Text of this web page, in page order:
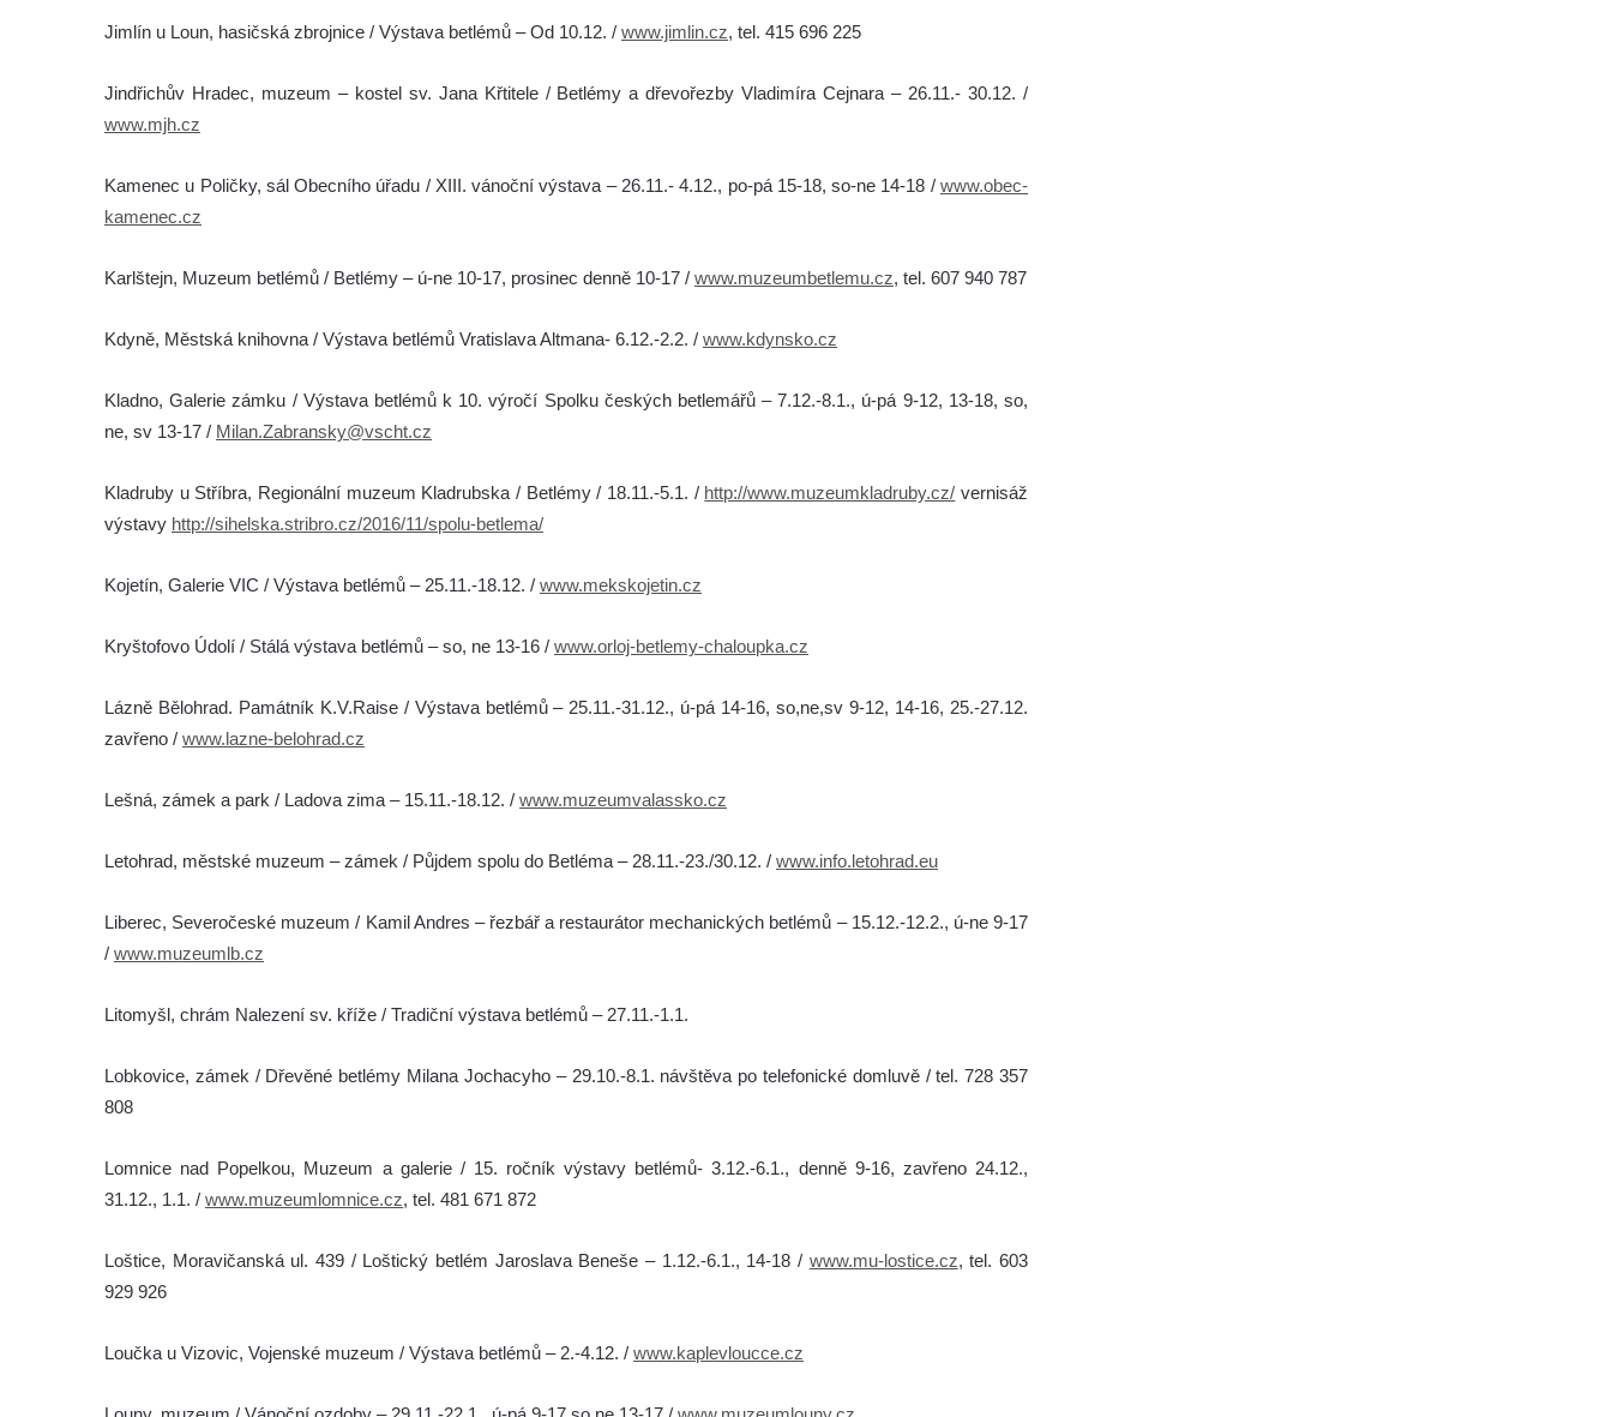
Jimlín u Loun, hasičská zbrojnice / Výstava betlémů – Od 10.12. / www.jimlin.cz, tel. 415 696 225
Jindřichův Hradec, muzeum – kostel sv. Jana Křtitele / Betlémy a dřevořezby Vladimíra Cejnara – 26.11.- 30.12. /
www.mjh.cz
Kamenec u Poličky, sál Obecního úřadu / XIII. vánoční výstava – 26.11.- 4.12., po-pá 15-18, so-ne 14-18 / www.obec-
kamenec.cz
Karlštejn, Muzeum betlémů / Betlémy – ú-ne 10-17, prosinec denně 10-17 / www.muzeumbetlemu.cz, tel. 607 940 787
Kdyně, Městská knihovna / Výstava betlémů Vratislava Altmana- 6.12.-2.2. / www.kdynsko.cz
Kladno, Galerie zámku / Výstava betlémů k 10. výročí Spolku českých betlemářů – 7.12.-8.1., ú-pá 9-12, 13-18, so,
ne, sv 13-17 / Milan.Zabransky@vscht.cz
Kladruby u Stříbra, Regionální muzeum Kladrubska / Betlémy / 18.11.-5.1. / http://www.muzeumkladruby.cz/ vernisáž
výstavy http://sihelska.stribro.cz/2016/11/spolu-betlema/
Kojetín, Galerie VIC / Výstava betlémů – 25.11.-18.12. / www.mekskojetin.cz
Kryštofovo Údolí / Stálá výstava betlémů – so, ne 13-16 / www.orloj-betlemy-chaloupka.cz
Lázně Bělohrad. Památník K.V.Raise / Výstava betlémů – 25.11.-31.12., ú-pá 14-16, so,ne,sv 9-12, 14-16, 25.-27.12.
zavřeno / www.lazne-belohrad.cz
Lešná, zámek a park / Ladova zima – 15.11.-18.12. / www.muzeumvalassko.cz
Letohrad, městské muzeum – zámek / Půjdem spolu do Betléma – 28.11.-23./30.12. / www.info.letohrad.eu
Liberec, Severočeské muzeum / Kamil Andres – řezbář a restaurátor mechanických betlémů – 15.12.-12.2., ú-ne 9-17
/ www.muzeumlb.cz
Litomyšl, chrám Nalezení sv. kříže / Tradiční výstava betlémů – 27.11.-1.1.
Lobkovice, zámek / Dřevěné betlémy Milana Jochacyho – 29.10.-8.1. návštěva po telefonické domluvě / tel. 728 357
808
Lomnice nad Popelkou, Muzeum a galerie / 15. ročník výstavy betlémů- 3.12.-6.1., denně 9-16, zavřeno 24.12.,
31.12., 1.1. / www.muzeumlomnice.cz, tel. 481 671 872
Loštice, Moravičanská ul. 439 / Loštický betlém Jaroslava Beneše – 1.12.-6.1., 14-18 / www.mu-lostice.cz, tel. 603
929 926
Loučka u Vizovic, Vojenské muzeum / Výstava betlémů – 2.-4.12. / www.kaplevloucce.cz